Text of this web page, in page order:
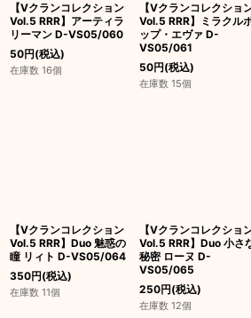
【Vクランコレクション
Vol.5 RRR】アーティラ
リーマン D-VS05/060
50円(税込)
在庫数 16個
【Vクランコレクショ
Vol.5 RRR】ミラクル
ップ・エヴァ D-
VS05/061
50円(税込)
在庫数 15個
【Vクランコレクション
Vol.5 RRR】Duo 魅惑の
瞳 リィト D-VS05/064
350円(税込)
在庫数 11個
【Vクランコレクショ
Vol.5 RRR】Duo 小さ
秘密 ローヌ D-
VS05/065
250円(税込)
在庫数 12個